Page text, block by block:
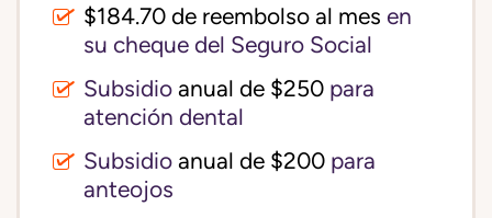
$184.70 de reembolso al mes en
su cheque del Seguro Social
Subsidio anual de $250 para
atención dental
Subsidio anual de $200 para
anteojos